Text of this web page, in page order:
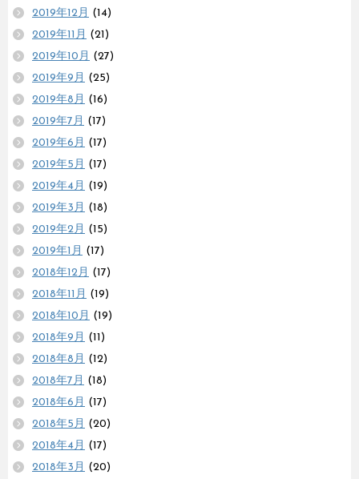
2019年12月 (14)
2019年11月 (21)
2019年10月 (27)
2019年9月 (25)
2019年8月 (16)
2019年7月 (17)
2019年6月 (17)
2019年5月 (17)
2019年4月 (19)
2019年3月 (18)
2019年2月 (15)
2019年1月 (17)
2018年12月 (17)
2018年11月 (19)
2018年10月 (19)
2018年9月 (11)
2018年8月 (12)
2018年7月 (18)
2018年6月 (17)
2018年5月 (20)
2018年4月 (17)
2018年3月 (20)